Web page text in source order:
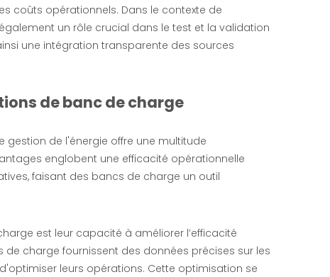
coûts opérationnels. Dans le contexte de
un rôle crucial dans le test et la validation
une intégration transparente des sources
de banc de charge
de l'énergie offre une multitude
englobent une efficacité opérationnelle
faisant des bancs de charge un outil
est leur capacité à améliorer l’efficacité
charge fournissent des données précises sur les
leurs opérations. Cette optimisation se